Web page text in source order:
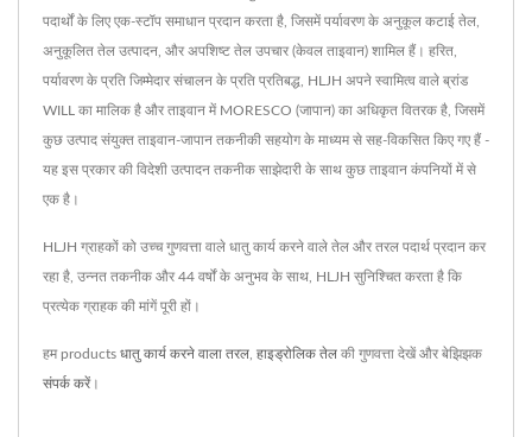
पदार्थों के लिए एक-स्टॉप समाधान प्रदान करता है, जिसमें पर्यावरण के अनुकूल कटाई तेल,
अनुकूलित तेल उत्पादन, और अपशिष्ट तेल उपचार (केवल ताइवान) शामिल हैं। हरित,
पर्यावरण के प्रति जिम्मेदार संचालन के प्रति प्रतिबद्ध, HLJH अपने स्वामित्व वाले ब्रांड
WILL का मालिक है और ताइवान में MORESCO (जापान) का अधिकृत वितरक है, जिसमें
कुछ उत्पाद संयुक्त ताइवान-जापान तकनीकी सहयोग के माध्यम से सह-विकसित किए गए हैं -
यह इस प्रकार की विदेशी उत्पादन तकनीक साझेदारी के साथ कुछ ताइवान कंपनियों में से
एक है।
HLJH ग्राहकों को उच्च गुणवत्ता वाले धातु कार्य करने वाले तेल और तरल पदार्थ प्रदान कर
रहा है, उन्नत तकनीक और 44 वर्षों के अनुभव के साथ, HLJH सुनिश्चित करता है कि
प्रत्येक ग्राहक की मांगें पूरी हों।
हम products धातु कार्य करने वाला तरल हाइड्रोलिक तेल की गुणवत्ता देखें और बेझिझक
संपर्क करें।